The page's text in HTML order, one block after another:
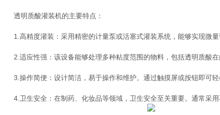
透明质酸灌装机的主要特点：
1.高精度灌装：采用精密的计量泵或活塞式灌装系统，能够实现微
2.适应性强：该设备能够处理多种粘度范围的物料，包括透明质酸
3.操作简便：设计简洁，易于操作和维护。通过触摸屏或按钮即可轻
4.卫生安全：在制药、化妆品等领域，卫生安全至关重要。通常采